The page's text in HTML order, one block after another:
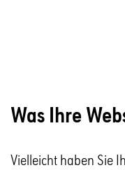
Was Ihre
Vielleicht haben Sie